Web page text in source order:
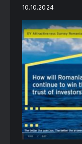
10.10.2024